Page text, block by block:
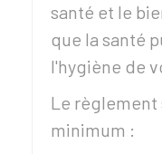
santé et le
que la santé
l'hygiène de
Le règlement
minimum :